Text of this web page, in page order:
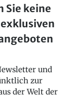
Sie keine
und
zur
der Welt der